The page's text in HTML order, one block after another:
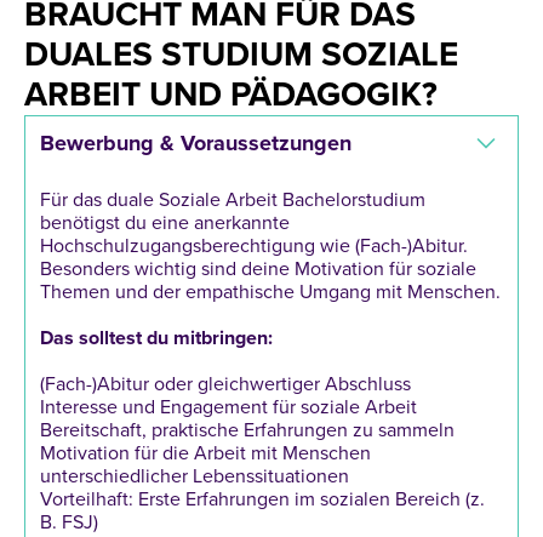
BRAUCHT MAN FÜR DAS
DUALES STUDIUM SOZIALE
ARBEIT UND PÄDAGOGIK?
Bewerbung & Voraussetzungen
Für das duale Soziale Arbeit Bachelorstudium
benötigst du eine anerkannte
Hochschulzugangsberechtigung wie (Fach-)Abitur.
Besonders wichtig sind deine Motivation für soziale
Themen und der empathische Umgang mit Menschen.
Das solltest du mitbringen:
(Fach-)Abitur oder gleichwertiger Abschluss
Interesse und Engagement für soziale Arbeit
Bereitschaft, praktische Erfahrungen zu sammeln
Motivation für die Arbeit mit Menschen
unterschiedlicher Lebenssituationen
Vorteilhaft: Erste Erfahrungen im sozialen Bereich (z.
B. FSJ)